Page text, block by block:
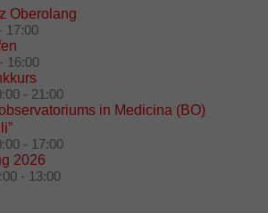
Oberolang
- 17:00
- 16:00
- 21:00
in Medicina (BO)
- 17:00
2026
- 13:00